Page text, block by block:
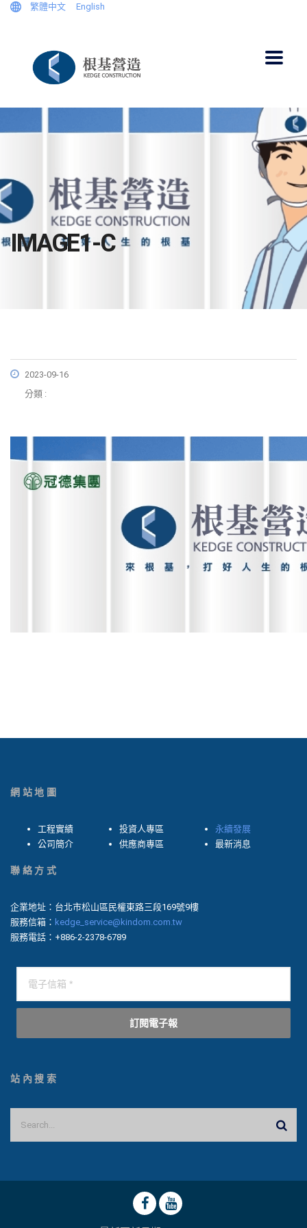
繁體中文 English
IMAGE1-C
2023-09-16
分類 :
網站地圖
工程實績
公司簡介
投資人專區
供應商專區
永續發展
最新消息
聯絡方式
企業地址：台北市松山區民權東路三段169號9樓
服務信箱： kedge_service@kindom.com.tw
服務電話：+886-2-2378-6789
訂閱電子報
站內搜索